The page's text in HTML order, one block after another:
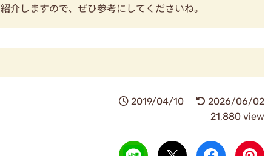
介しますので、ぜひ参考にしてくださいね。
2019/04/10
2026/06/02
21,880 view